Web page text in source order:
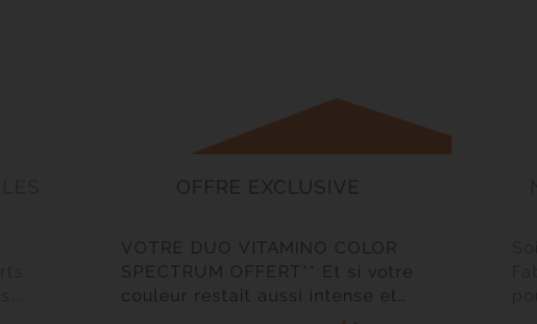
OFFRE EXCLUSIVE
VOTRE DUO VITAMINO COLOR
SPECTRUM OFFERT** Et si votre
couleur restait aussi intense et
lumineuse qu’au premier jour ?